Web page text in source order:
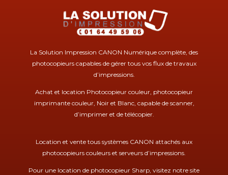
La Solution Impression CANON Numérique complète, des
photocopieurs capables de gérer tous vos flux de travaux
d’impressions.
Achat et location Photocopieur couleur, photocopieur
imprimante couleur, Noir et Blanc, capable de scanner,
d’imprimer et de télécopier.
Location et vente tous systèmes CANON attachés aux
photocopieurs couleurs et serveurs d’impressions.
Pour une location de photocopieur Sharp, visitez notre site